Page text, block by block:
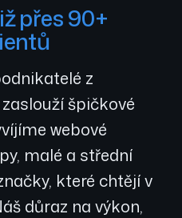
přes 90+
z
špičkové
webové
malé a střední
které chtějí v
důraz na výkon,